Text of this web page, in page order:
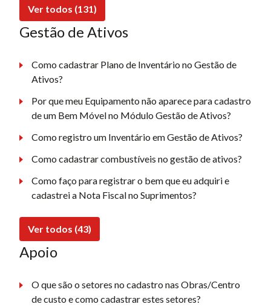
Ver todos (131)
Gestão de Ativos
Como cadastrar Plano de Inventário no Gestão de
Ativos?
Por que meu Equipamento não aparece para cadastro
de um Bem Móvel no Módulo Gestão de Ativos?
Como registro um Inventário em Gestão de Ativos?
Como cadastrar combustíveis no gestão de ativos?
Como faço para registrar o bem que eu adquiri e
cadastrei a Nota Fiscal no Suprimentos?
Ver todos (43)
Apoio
O que são o setores no cadastro nas Obras/Centro
de custo e como cadastrar estes setores?